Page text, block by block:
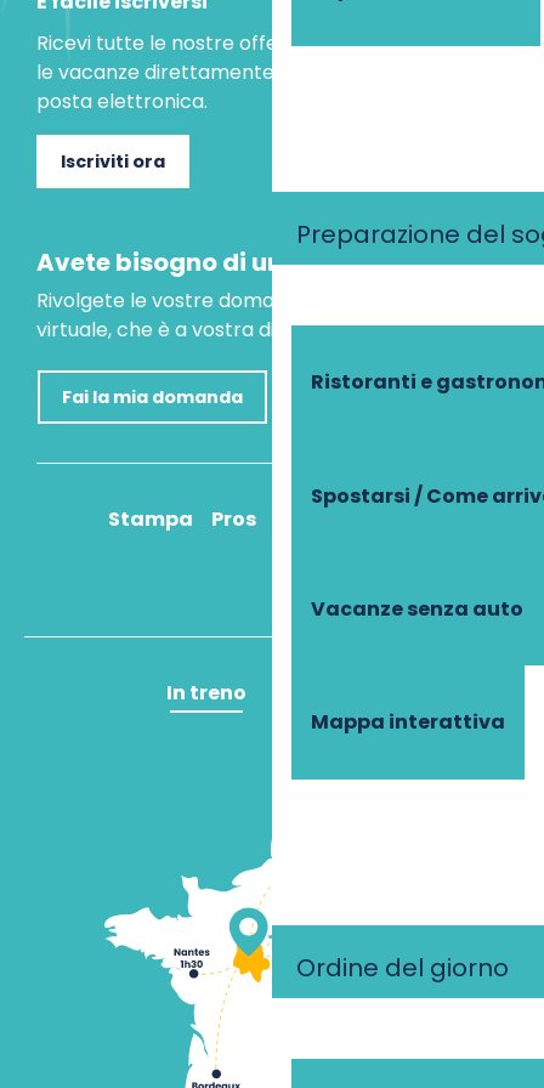
Preparazione del
Ristoranti e
Spostarsi / Come
Vacanze senza auto
Mappa interattiva
Ordine del giorno
Ricevi tutte le nostre offerte speciali e le idee per
le vacanze direttamente nella tua casella di
posta elettronica.
Iscriviti ora
Avete bisogno di un consiglio?
Rivolgete le vostre domande al nostro assistente
virtuale, che è a vostra disposizione per aiutarvi.
Fai la mia domanda
Stampa Pros
In treno